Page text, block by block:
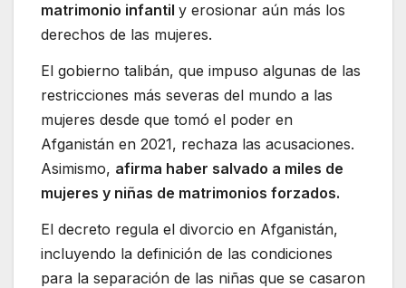
matrimonio infantil y erosionar aún más los
derechos de las mujeres.
El gobierno talibán, que impuso algunas de las
restricciones más severas del mundo a las
mujeres desde que tomó el poder en
Afganistán en 2021, rechaza las acusaciones.
Asimismo, afirma haber salvado a miles de
mujeres y niñas de matrimonios forzados.
El decreto regula el divorcio en Afganistán,
incluyendo la definición de las condiciones
para la separación de las niñas que se casaron